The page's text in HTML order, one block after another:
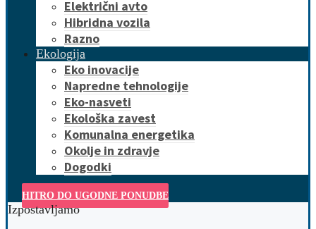
Električni avto
Hibridna vozila
Razno
Ekologija
Eko inovacije
Napredne tehnologije
Eko-nasveti
Ekološka zavest
Komunalna energetika
Okolje in zdravje
Dogodki
HITRO DO UGODNE PONUDBE
Izpostavljamo